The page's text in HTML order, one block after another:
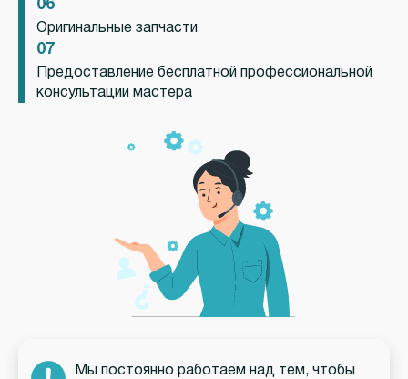
06
Оригинальные запчасти
07
Предоставление бесплатной профессиональной
консультации мастера
Мы постоянно работаем над тем, чтобы